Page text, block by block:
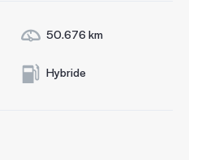
50.676 km
Hybride